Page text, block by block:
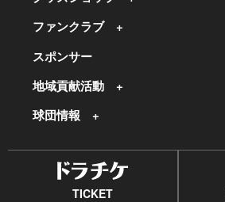
ファンクラブ
スポンサー
地域貢献活動
球団情報
TICKET